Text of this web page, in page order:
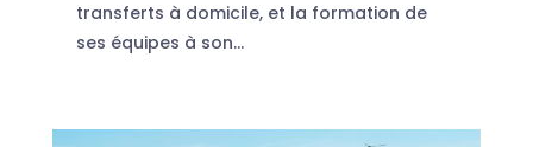
transferts à domicile, et la formation de
ses équipes à son...